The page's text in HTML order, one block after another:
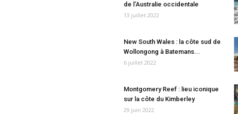
de l’Australie occidentale
13 juillet 2022
New South Wales : la côte sud de
Wollongong à Batemans...
6 juillet 2022
Montgomery Reef : lieu iconique
sur la côte du Kimberley
29 juin 2022